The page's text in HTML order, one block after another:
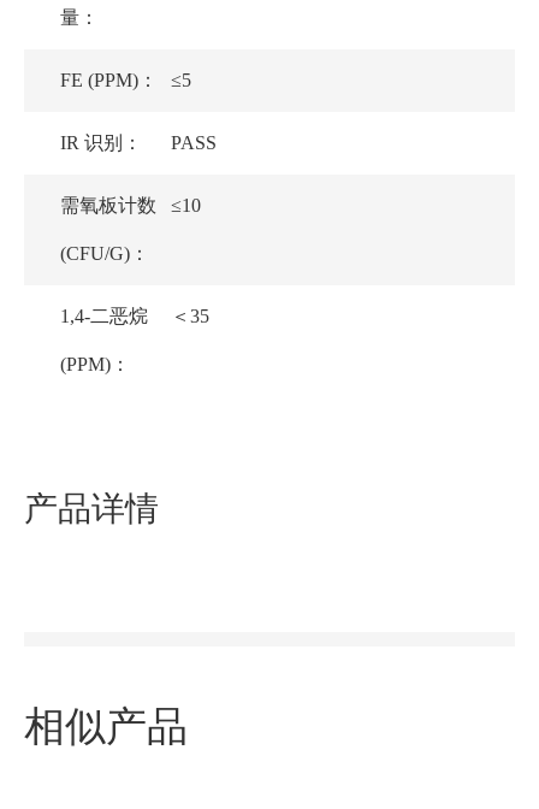
量：
FE (PPM)： ≤5
IR 识别： PASS
需氧板计数
(CFU/G)：
≤10
1,4-二恶烷
(PPM)：
＜35
产品详情
相似产品